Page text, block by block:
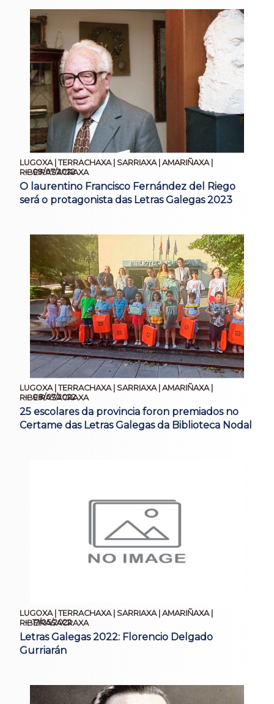
LUGOXA | TERRACHAXA | SARRIAXA | AMARIÑAXA |
RIBEIRASACRAXA
09/07/2022
O laurentino Francisco Fernández del Riego
será o protagonista das Letras Galegas 2023
LUGOXA | TERRACHAXA | SARRIAXA | AMARIÑAXA |
RIBEIRASACRAXA
08/07/2022
25 escolares da provincia foron premiados no
Certame das Letras Galegas da Biblioteca Nodal
LUGOXA | TERRACHAXA | SARRIAXA | AMARIÑAXA |
RIBEIRASACRAXA
17/05/2022
Letras Galegas 2022: Florencio Delgado
Gurriarán